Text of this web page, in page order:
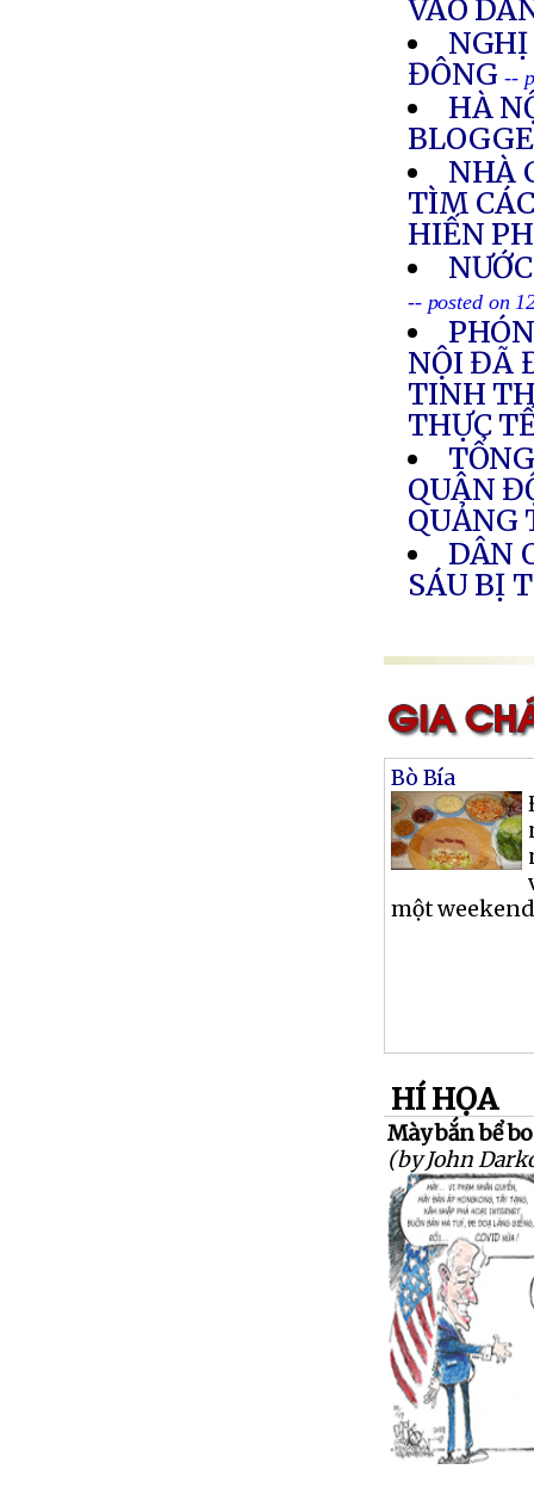
VÀO
ĐÔNG--
HÀ
NHÀ
TÌM
HIẾN
-- posted on
NỘI ĐÃ
TINH
THỰC
QUÂN
QUẢNG
DÂN
SÁU BỊ
Bò Bía
một
HÍ HỌA
Mày bắn bể
(by John